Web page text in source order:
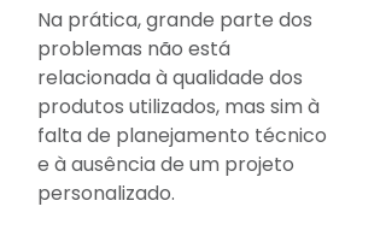
Na prática, grande parte dos
problemas não está
relacionada à qualidade dos
produtos utilizados, mas sim à
falta de planejamento técnico
e à ausência de um projeto
personalizado.